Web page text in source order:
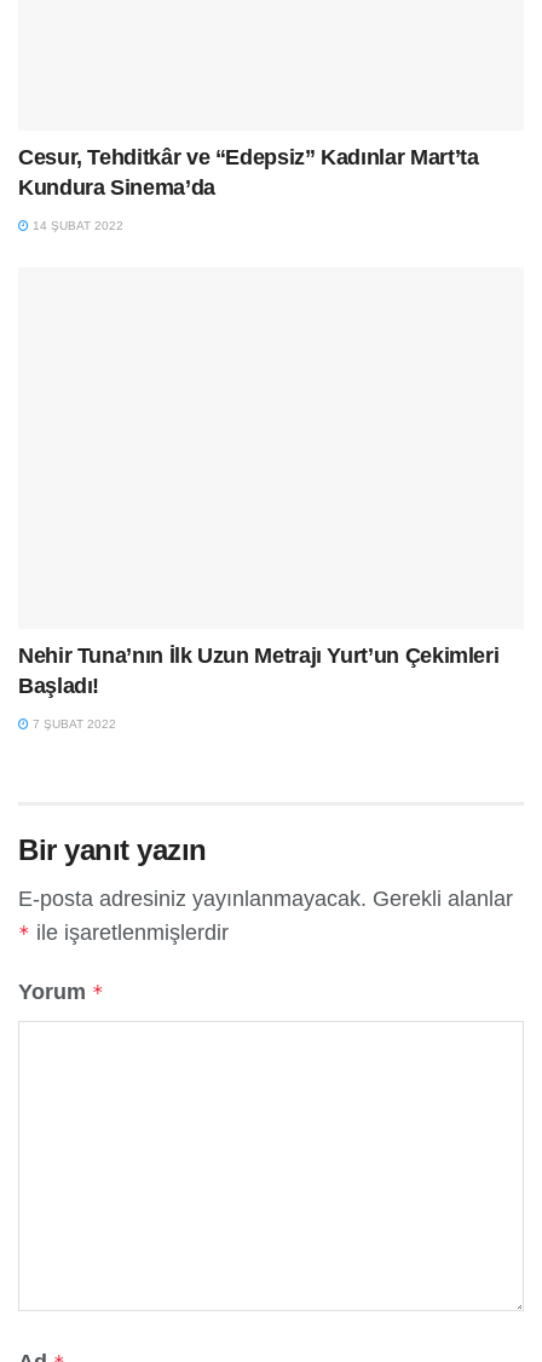
Cesur, Tehditkâr ve “Edepsiz” Kadınlar Mart’ta
Kundura Sinema’da
14 ŞUBAT 2022
Nehir Tuna’nın İlk Uzun Metrajı Yurt’un Çekimleri
Başladı!
7 ŞUBAT 2022
Bir yanıt yazın
E-posta adresiniz yayınlanmayacak. Gerekli alanlar
* ile işaretlenmişlerdir
Yorum *